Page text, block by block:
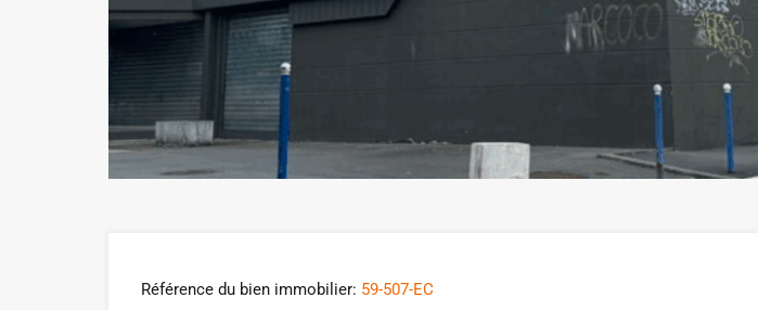
Référence du bien immobilier: 59-507-EC